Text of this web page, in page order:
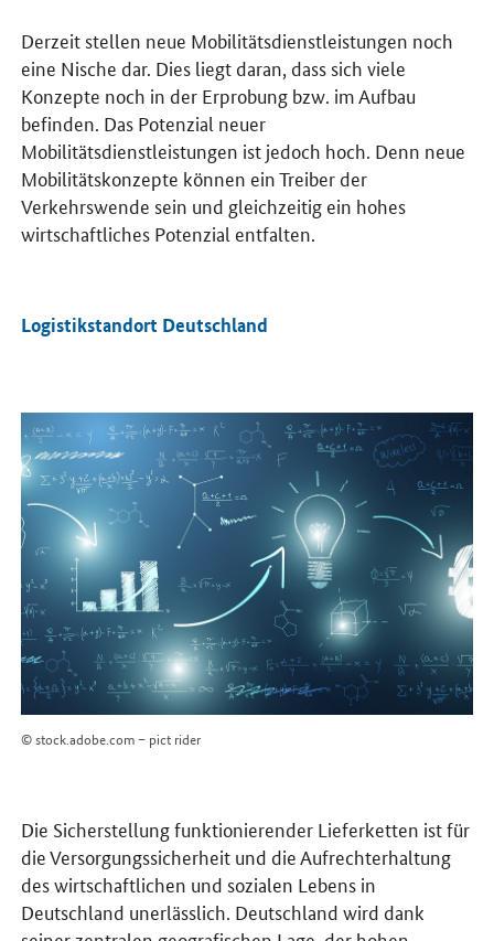
Derzeit stellen neue Mobilitätsdienstleistungen noch
eine Nische dar. Dies liegt daran, dass sich viele
Konzepte noch in der Erprobung bzw. im Aufbau
befinden. Das Potenzial neuer
Mobilitätsdienstleistungen ist jedoch hoch. Denn neue
Mobilitätskonzepte können ein Treiber der
Verkehrswende sein und gleichzeitig ein hohes
wirtschaftliches Potenzial entfalten.
Logistikstandort Deutschland
© stock.adobe.com – pict rider
Die Sicherstellung funktionierender Lieferketten ist für
die Versorgungssicherheit und die Aufrechterhaltung
des wirtschaftlichen und sozialen Lebens in
Deutschland unerlässlich. Deutschland wird dank